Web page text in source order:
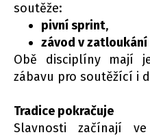
soutěže:
pivní sprint,
závod v
Obě disciplíny mají
zábavu pro soutěžící i
Tradice pokračuje
Slavnosti začínají